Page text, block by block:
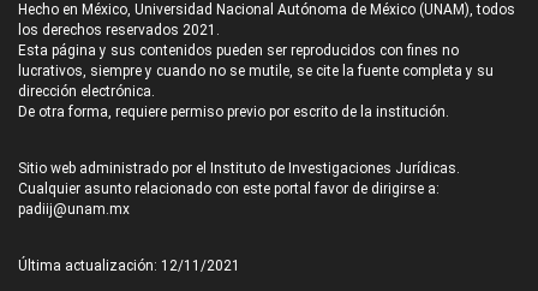
Hecho en México, Universidad Nacional Autónoma de México (UNAM), todos
los derechos reservados 2021.
Esta página y sus contenidos pueden ser reproducidos con fines no
lucrativos, siempre y cuando no se mutile, se cite la fuente completa y su
dirección electrónica.
De otra forma, requiere permiso previo por escrito de la institución.
Sitio web administrado por el Instituto de Investigaciones Jurídicas.
Cualquier asunto relacionado con este portal favor de dirigirse a:
padiij@unam.mx
Última actualización: 12/11/2021